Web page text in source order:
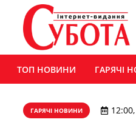
ТОП НОВИНИ ГАРЯЧІ
ГАРЯЧІ НОВИНИ